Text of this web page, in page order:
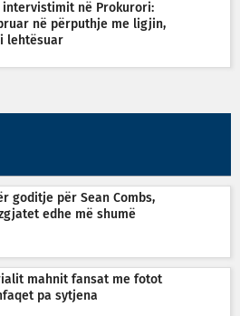
intervistimit në Prokurori:
në përputhje me ligjin,
lehtësuar
goditje për Sean Combs,
edhe më shumë
mahnit fansat me fotot
pa sytjena